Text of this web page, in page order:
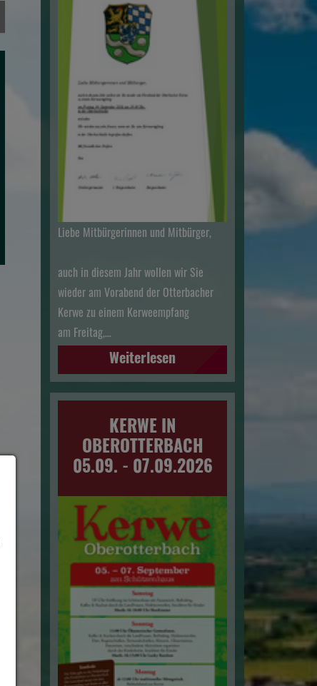
Liebe Mitbürgerinnen und Mitbürger,
auch in diesem Jahr wollen wir Sie
wieder am Vorabend der Otterbacher
Kerwe zu einem Kerweempfang
am Freitag,…
Weiterlesen
KERWE IN
OBEROTTERBACH
05.09. - 07.09.2026